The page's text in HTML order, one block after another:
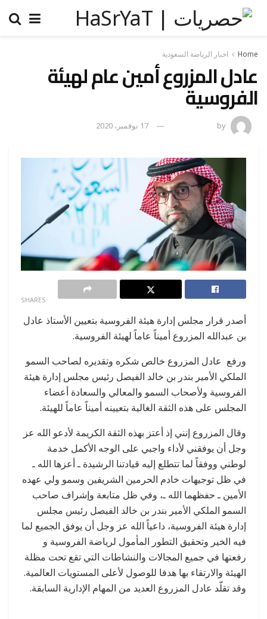
Home اخبار الرياضة السعودية
عادل المزروع أمين عام لهيئة
الفروسية
by 17 نوفمبر، 2020
SHARES
أصدر قرار مجلس إدارة هيئة الفروسية بتعيين الأستاذ عادل
بن عبدالله المزروع أميناً عاماً لهيئة الفروسية.
ورفع عادل المزروع خالص شكره وتقديره لصاحب السمو
الملكي الأمير بندر بن خالد الفيصل رئيس مجلس إدارة هيئة
الفروسية ولأصحاب السمو والمعالي والسعادة أعضاء
المجلس على هذه الثقة الغالية بتعيينه أميناً عاماً للهيئة.
وقال المزروع إنني إذ أعتز بهذه الثقة الكريمة لأدعو الله عز
وجل أن يوفقني لأداء واجبي على الوجه الأكمل خدمة
لوطني ووفقاً لما تتطلع إليه قيادتنا الرشيدة ـ أعزها الله ـ
في ظل توجيهات خادم الحرمين الشريفين وسمو ولي عهده
الأمين ـ حفظهما الله ـ، وفي ظل متابعة وإشراف صاحب
السمو الملكي الأمير بندر بن خالد الفيصل رئيس مجلس
إدارة هيئة الفروسية، داعياً الله عز وجل أن يوفق الجميع لما
فيه الخير وتحقيق التطور المأمول لرياضة الفروسية و
رفعتها في جميع المجالات والنشاطات التي تقع تحت مظلة
الهيئة والارتقاء بها هدفا للوصول لأعلى المستويات العالمية.
وقد تقلّد عادل المزروع العديد من المهام الإدارية السابقة.